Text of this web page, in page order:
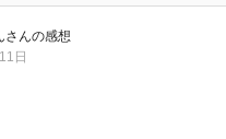
さんの感想
日